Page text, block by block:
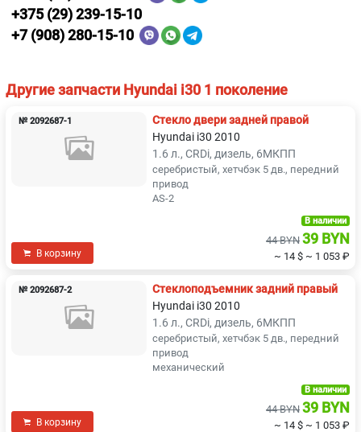
+375 (29) 239-15-10
+7 (908) 280-15-10
Другие запчасти Hyundai i30 1 поколение
№ 2092687-1
Стекло двери задней правой
Hyundai i30 2010
1.6 л., CRDi, дизель, 6МКПП
серебристый, хетчбэк 5 дв., передний
привод
AS-2
В корзину
В наличии
44 BYN 39 BYN
~ 14 $ ~ 1 053 ₽
№ 2092687-2
Стеклоподъемник задний правый
Hyundai i30 2010
1.6 л., CRDi, дизель, 6МКПП
серебристый, хетчбэк 5 дв., передний
привод
механический
В корзину
В наличии
44 BYN 39 BYN
~ 14 $ ~ 1 053 ₽